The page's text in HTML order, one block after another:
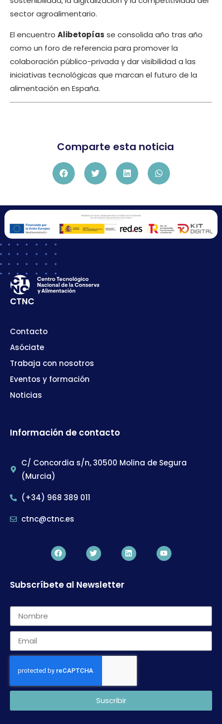
sector agroalimentario.
El encuentro Alibetopías se consolida año tras año
como un foro de referencia para promover la
colaboración público-privada y dar visibilidad a las
iniciativas tecnológicas que marcan el futuro de la
alimentación en España.
Comparte esta noticia
CTNC
Contacto
Asóciate
Trabaja con nosotros
Eventos y formación
Noticias
Información de contacto
C/ Concordia s/n, 30500 Molina de Segura
(Murcia)
(+34) 968 389 011
ctnc@ctnc.es
Subscríbete al Newsletter
Suscribir